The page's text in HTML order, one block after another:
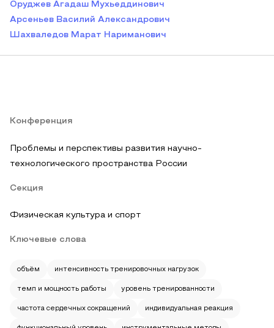
Оруджев Агадаш Мухьеддинович
Арсеньев Василий Александрович
Шахваледов Марат Нариманович
Конференция
Проблемы и перспективы развития научно-
технологического пространства России
Секция
Физическая культура и спорт
Ключевые слова
объём интенсивность тренировочных нагрузок
темп и мощность работы уровень тренированности
частота сердечных сокращений индивидуальная реакция